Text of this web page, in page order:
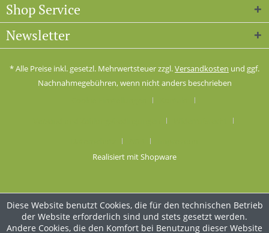
Shop Service
Newsletter
* Alle Preise inkl. gesetzl. Mehrwertsteuer zzgl.Versandkosten und ggf.
Nachnahmegebühren, wenn nicht anders beschrieben
Realisiert mit Shopware
Diese Website benutzt Cookies, die für den technischen Betrieb
der Website erforderlich sind und stets gesetzt werden.
Andere Cookies, die den Komfort bei Benutzung dieser Website